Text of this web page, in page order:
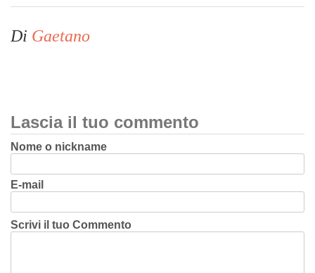
Di Gaetano
Lascia il tuo commento
Nome o nickname
E-mail
Scrivi il tuo Commento